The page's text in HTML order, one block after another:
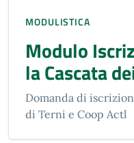
MODULISTICA
Modulo
la Cascata
Domanda di
di Terni e Coop Actl